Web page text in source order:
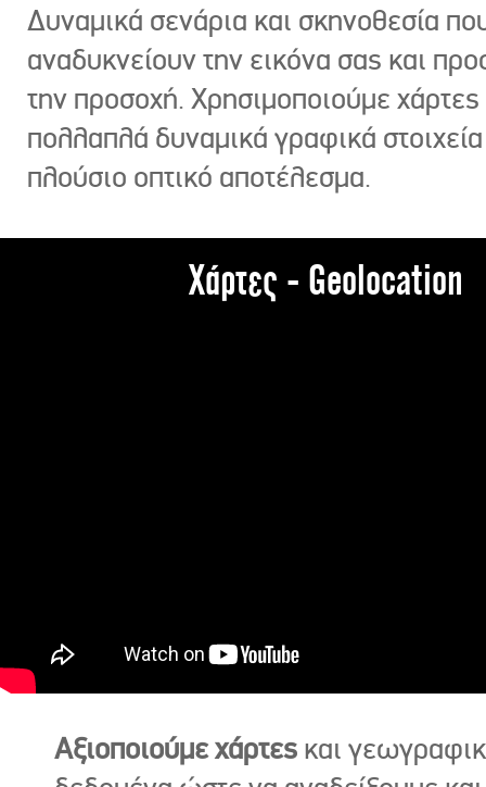
Δυναμικά σενάρια και σκηνοθεσία
αναδυκνείουν την εικόνα σας και
την προσοχή. Χρησιμοποιούμε χάρτες
πολλαπλά δυναμικά γραφικά στοιχεία
πλούσιο οπτικό αποτέλεσμα.
Χάρτες - Geolocation
Αξιοποιούμε χάρτες και